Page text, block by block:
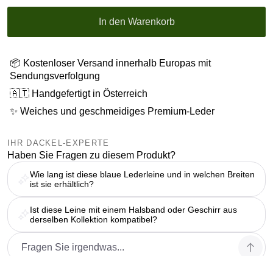
In den Warenkorb
📦 Kostenloser Versand innerhalb Europas mit
Sendungsverfolgung
🇦🇹 Handgefertigt in Österreich
✨ Weiches und geschmeidiges Premium-Leder
IHR DACKEL-EXPERTE
Haben Sie Fragen zu diesem Produkt?
Wie lang ist diese blaue Lederleine und in welchen Breiten
ist sie erhältlich?
Ist diese Leine mit einem Halsband oder Geschirr aus
derselben Kollektion kompatibel?